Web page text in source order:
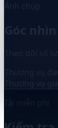
Góc
Tải miễn phí